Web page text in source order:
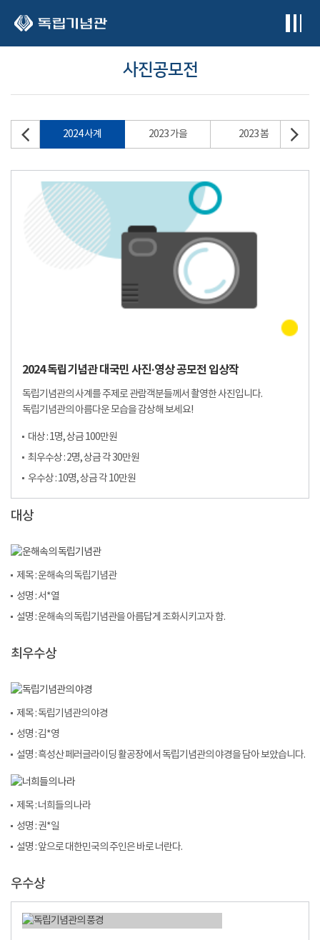
사진공모전
2024 사계 2023 가을 2023 봄
2024 독립기념관 대국민 사진·영상 공모전 입상작
독립기념관의 사계를 주제로 관람객분들께서 촬영한 사진입니다.
독립기념관의 아름다운 모습을 감상해 보세요!
대상 : 1명, 상금 100만원
최우수상 : 2명, 상금 각 30만원
우수상 : 10명, 상금 각 10만원
대상
제목 : 운해속의 독립기념관
성명 : 서*열
설명 : 운해속의 독립기념관을 아름답게 조화시키고자 함.
최우수상
제목 : 독립기념관의 야경
성명 : 김*영
설명 : 흑성산 페러글라이딩 활공장에서 독립기념관의 야경을 담아 보았습니다.
제목 : 너희들의 나라
성명 : 권*일
설명 : 앞으로 대한민국의 주인은 바로 너란다.
우수상